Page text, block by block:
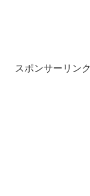
スポンサーリンク